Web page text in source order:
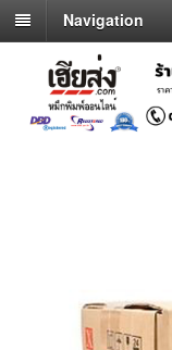
Navigation